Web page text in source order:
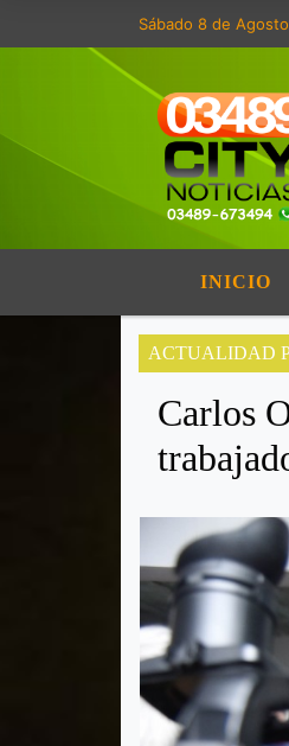
Sábado 8 de
INICIO
ACTUALIDAD
Carlos